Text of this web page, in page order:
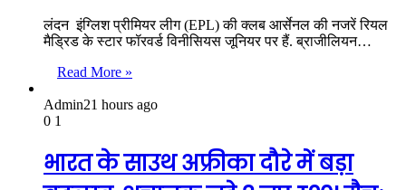
लंदन इंग्लिश प्रीमियर लीग (EPL) की क्लब आर्सेनल की नजरें रियल
मैड्रिड के स्टार फॉरवर्ड विनीसियस जूनियर पर हैं. ब्राजीलियन…
Read More »
Admin21 hours ago
0 1
भारत के साउथ अफ्रीका दौरे में बड़ा